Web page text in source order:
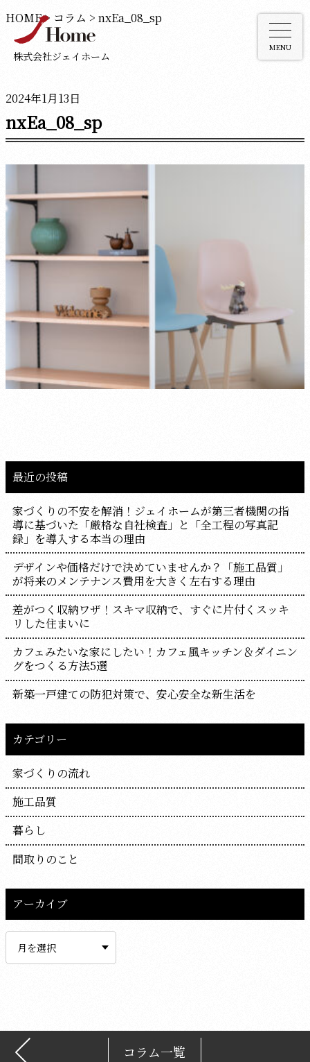
株式会社ジェイホーム
MENU
HOME> コラム > nxEa_08_sp
2024年1月13日
nxEa_08_sp
最近の投稿
家づくりの不安を解消！ジェイホームが第三者機関の指
導に基づいた「厳格な自社検査」と「全工程の写真記
録」を導入する本当の理由
デザインや価格だけで決めていませんか？「施工品質」
が将来のメンテナンス費用を大きく左右する理由
差がつく収納ワザ！スキマ収納で、すぐに片付くスッキ
リした住まいに
カフェみたいな家にしたい！カフェ風キッチン＆ダイニン
グをつくる方法5選
新築一戸建ての防犯対策で、安心安全な新生活を
カテゴリー
家づくりの流れ
施工品質
暮らし
間取りのこと
アーカイブ
イ
コラム一覧